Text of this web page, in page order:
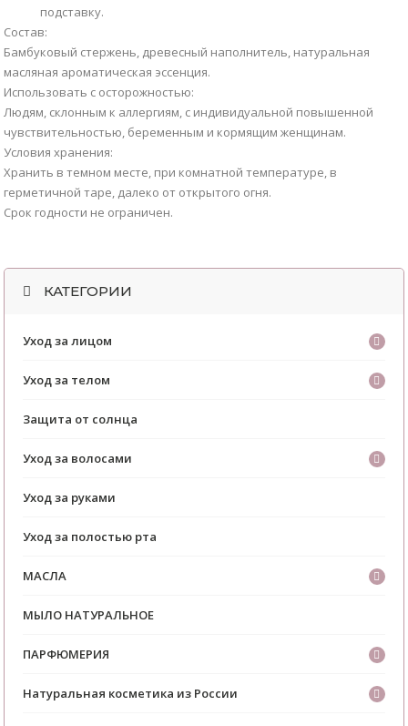
подставку.
Состав:
Бамбуковый стержень, древесный наполнитель, натуральная
масляная ароматическая эссенция.
Использовать с осторожностью:
Людям, склонным к аллергиям, с индивидуальной повышенной
чувствительностью, беременным и кормящим женщинам.
Условия хранения:
Хранить в темном месте, при комнатной температуре, в
герметичной таре, далеко от открытого огня.
Срок годности не ограничен.
КАТЕГОРИИ
Уход за лицом
Уход за телом
Защита от солнца
Уход за волосами
Уход за руками
Уход за полостью рта
МАСЛА
МЫЛО НАТУРАЛЬНОЕ
ПАРФЮМЕРИЯ
Натуральная косметика из России